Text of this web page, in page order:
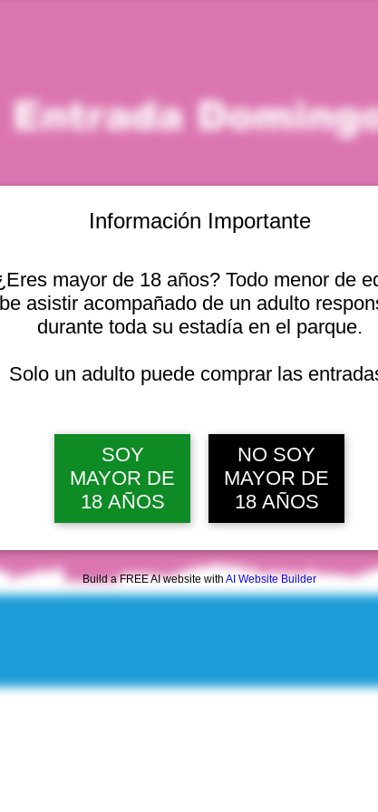
Información Importante
mayor de 18 años? Todo menor de
asistir acompañado de un adulto
durante toda su estadía en el parque.
Solo un adulto puede comprar las
SOY
MAYOR DE
18 AÑOS
NO SOY
MAYOR DE
18 AÑOS
Build a FREE AI website with AI Website Builder
Entrada
2:00 p. m.
2440, Viña del
dom, 09 ago, 10:00 a. m.
Ver 20